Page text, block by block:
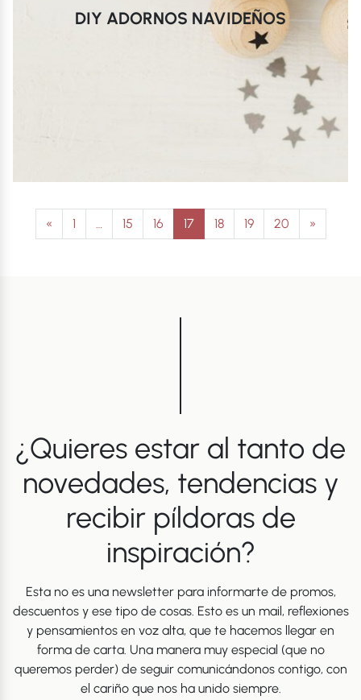
DIY ADORNOS NAVIDEÑOS
Navegación de entradas
« 1 15 16 17 18 19 20 »
¿Quieres estar al tanto de
novedades, tendencias y
recibir píldoras de
inspiración?
Esta no es una newsletter para informarte de promos,
descuentos y ese tipo de cosas. Esto es un mail, reflexiones
y pensamientos en voz alta, que te hacemos llegar en
forma de carta. Una manera muy especial (que no
queremos perder) de seguir comunicándonos contigo, con
el cariño que nos ha unido siempre.